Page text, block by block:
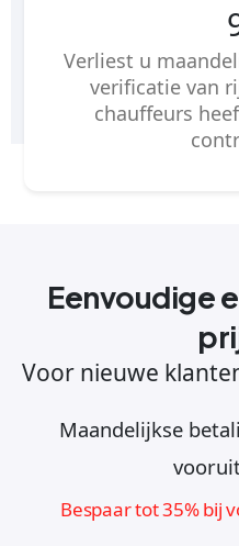
Verliest u
verificatie van
chauffeurs
Eenvoudige
Voor nieuwe
Maandelijkse
Bespaar tot 35% bij